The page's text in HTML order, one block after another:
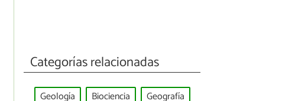
Categorías relacionadas
Geología Biociencia
Geografía